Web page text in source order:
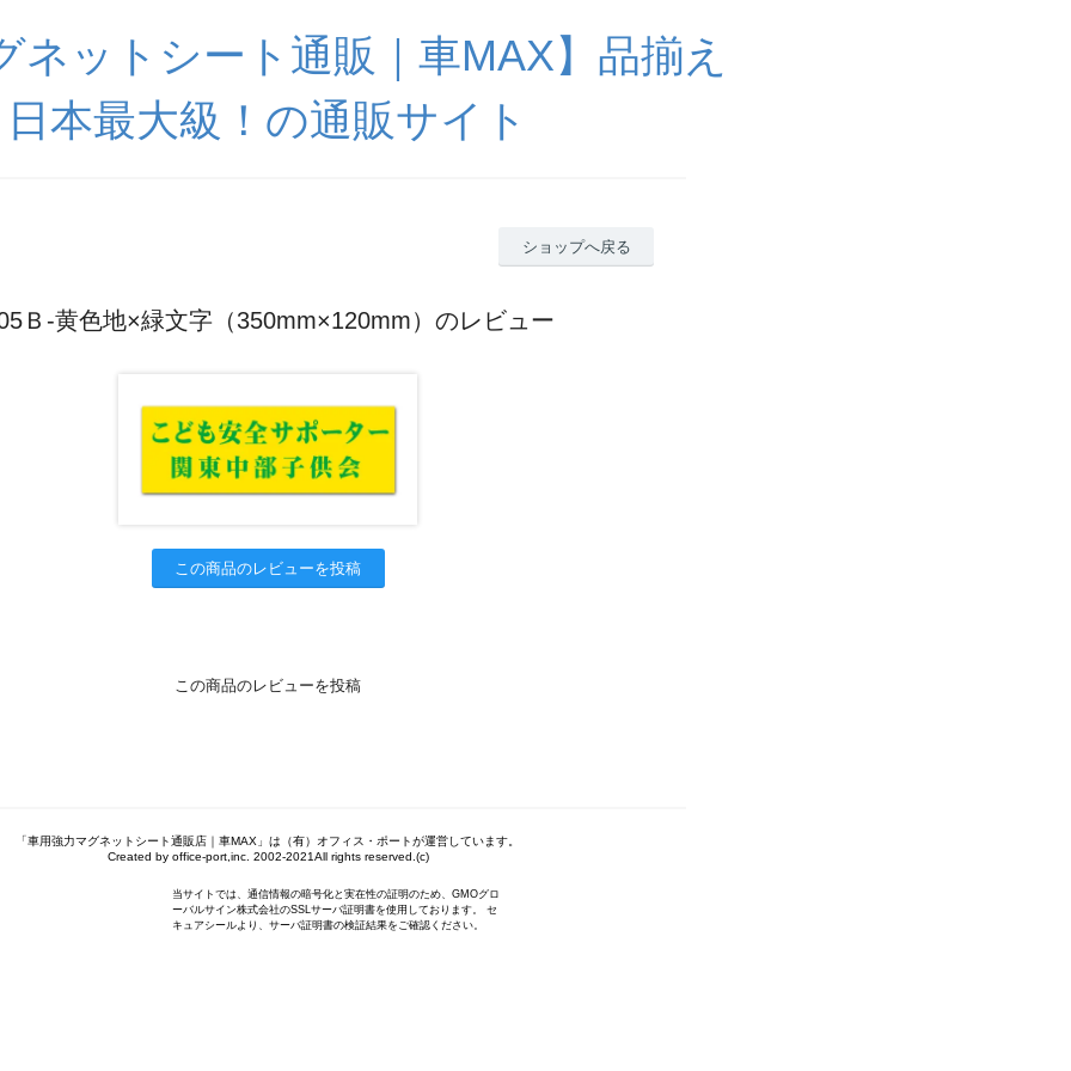
ネットシート通販｜車MAX】品揃え
日本最大級！の通販サイト
ショップへ戻る
Ｂ-黄色地×緑文字（350mm×120mm）のレビュー
この商品のレビューを投稿
この商品のレビューを投稿
「車用強力マグネットシート通販店｜車MAX」は（有）オフィス・ポートが運営しています。
Created by office-port,inc. 2002-2021All rights reserved.(c)
当サイトでは、通信情報の暗号化と実在性の証明のため、GMOグロ
ーバルサイン株式会社のSSLサーバ証明書を使用しております。 セ
キュアシールより、サーバ証明書の検証結果をご確認ください。